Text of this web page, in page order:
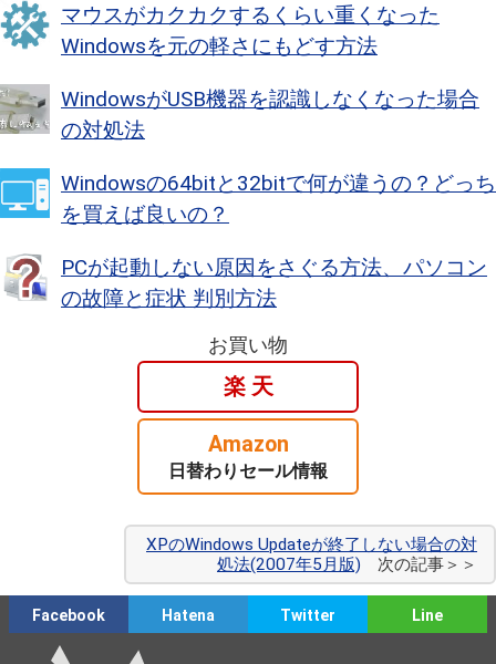
マウスがカクカクするくらい重くなった
Windowsを元の軽さにもどす方法
WindowsがUSB機器を認識しなくなった場合
の対処法
Windowsの64bitと32bitで何が違うの？どっち
を買えば良いの？
PCが起動しない原因をさぐる方法、パソコン
の故障と症状 判別方法
お買い物
楽 天
Amazon
日替わりセール情報
XPのWindows Updateが終了しない場合の対
処法(2007年5月版) 次の記事＞＞
Facebook Hatena Twitter Line